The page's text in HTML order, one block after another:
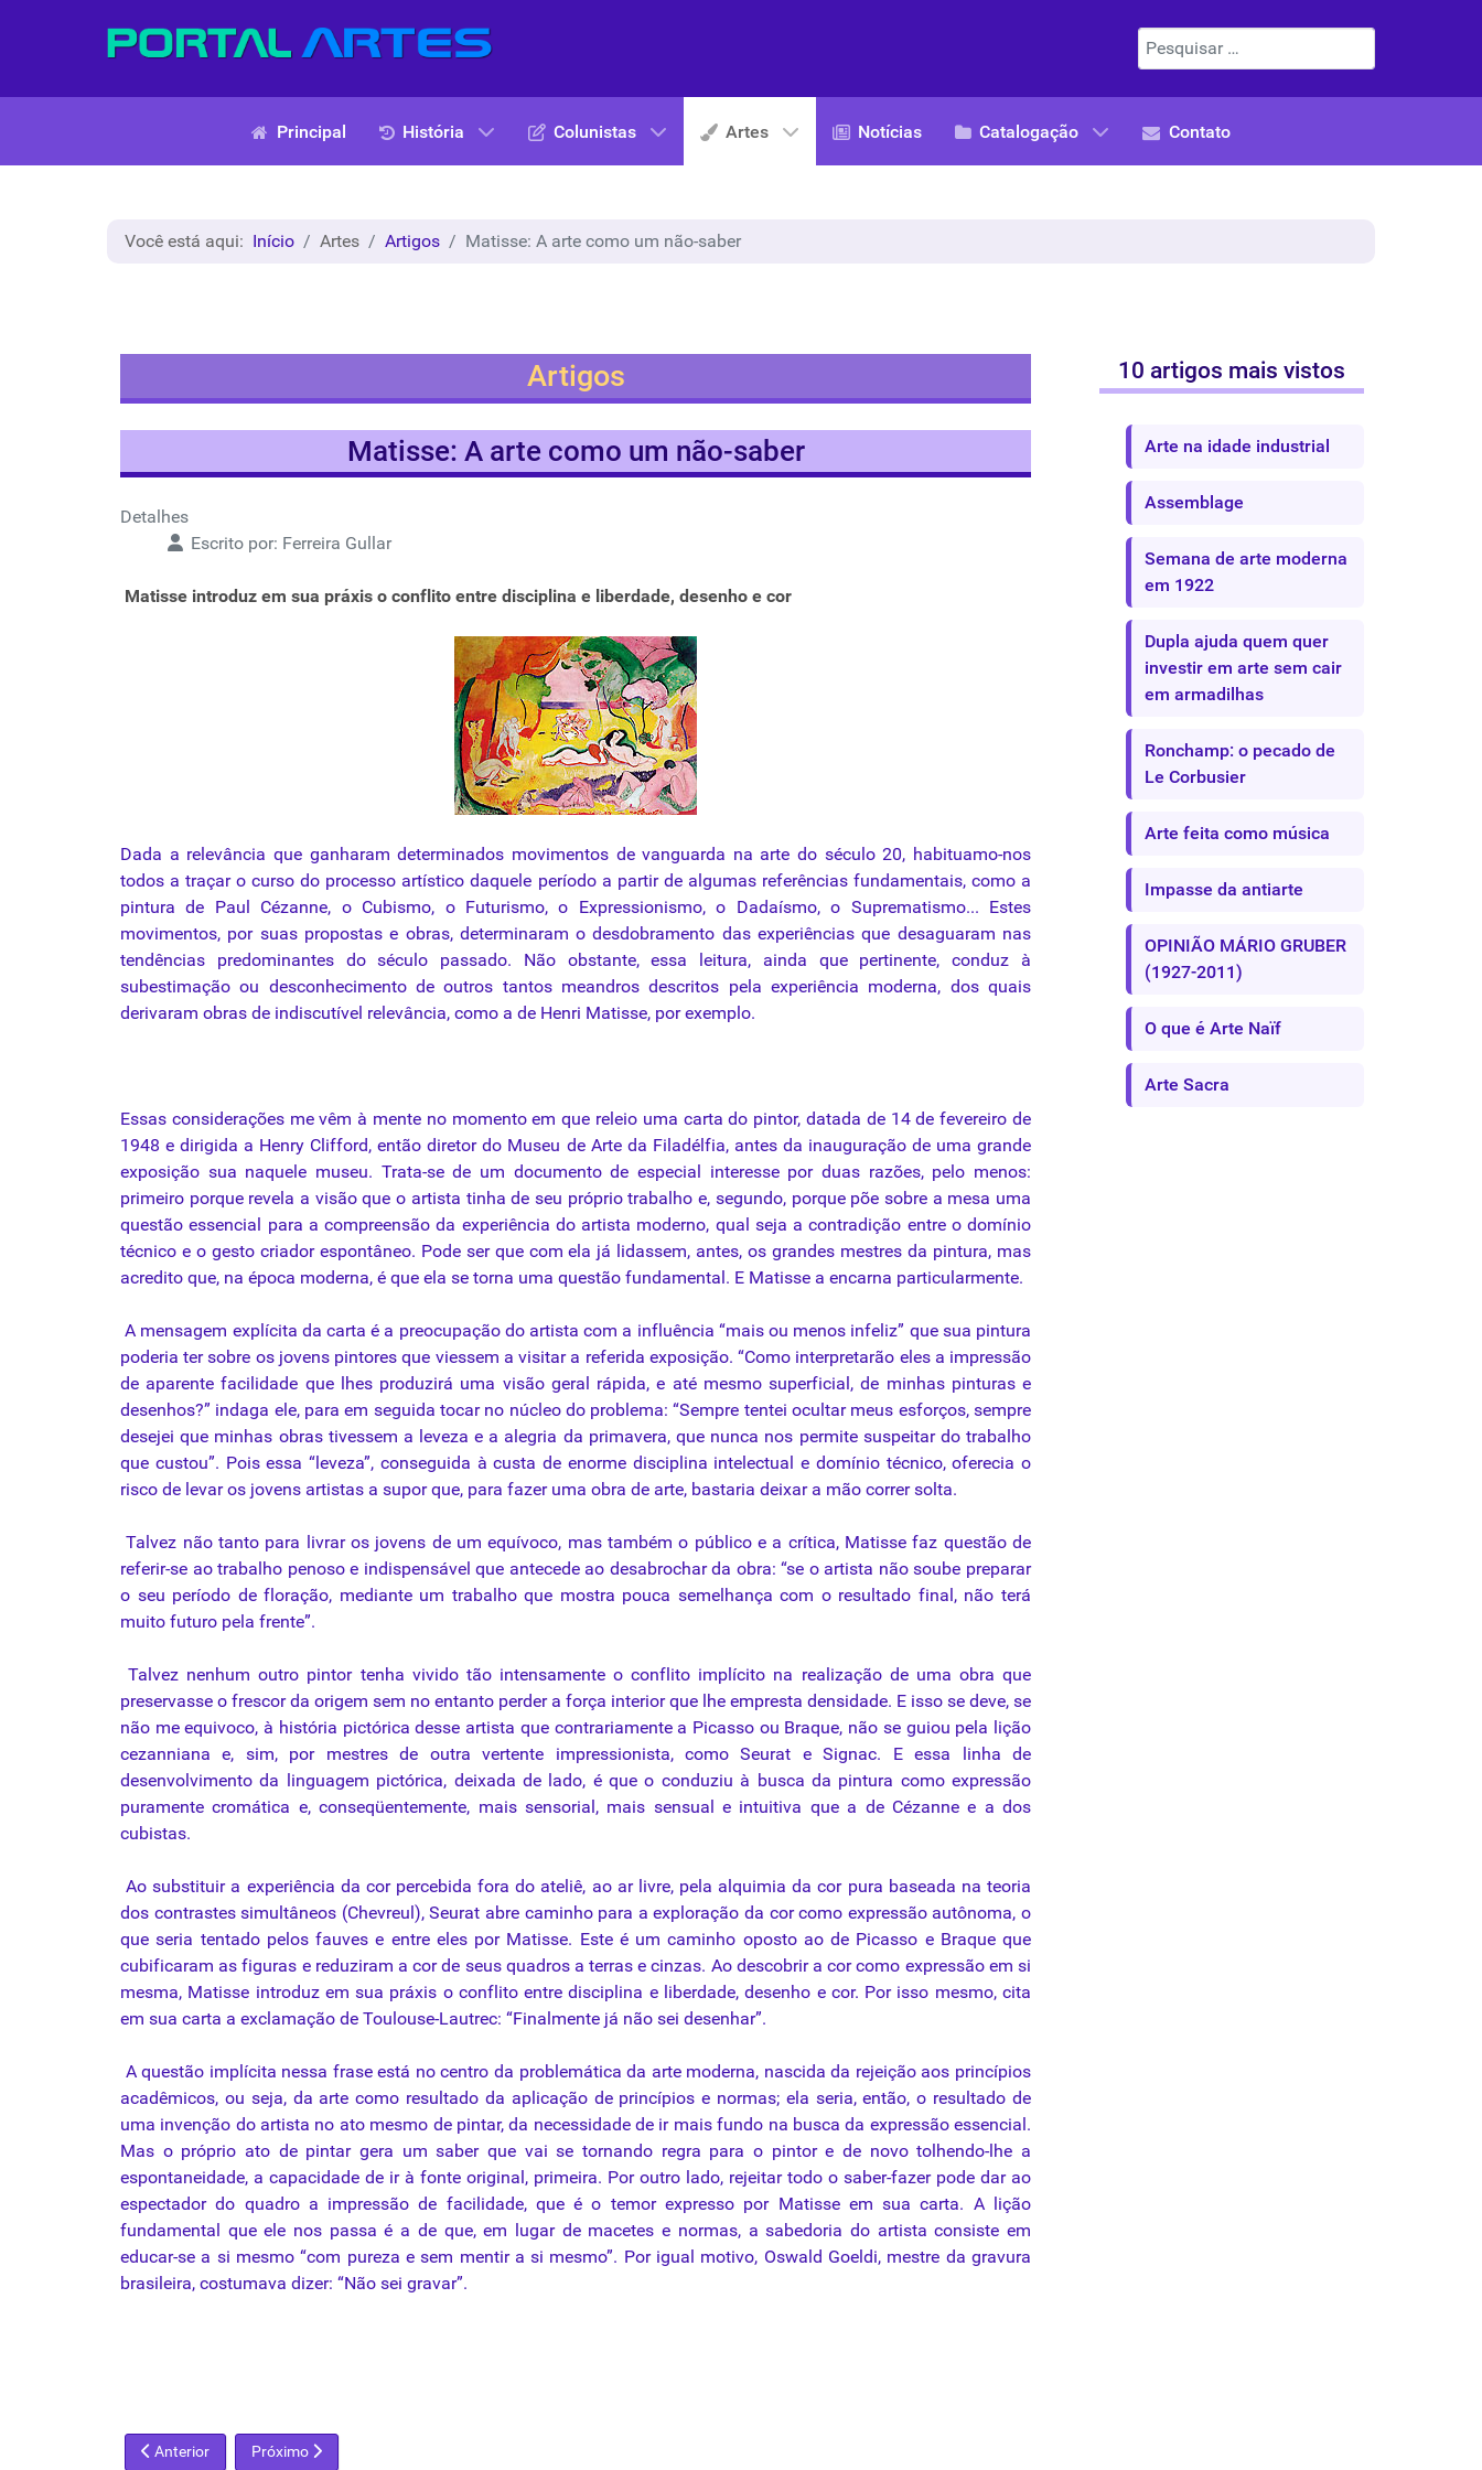
Pesquisar
Principal História Colunistas Artes Notícias Catalogação Contato
Você está aqui: Início Artes Artigos Matisse: A arte como um não-saber
Artigos
Matisse: A arte como um não-saber
Detalhes
Escrito por: Ferreira Gullar
Matisse introduz em sua práxis o conflito entre disciplina e liberdade, desenho e cor
Dada a relevância que ganharam determinados movimentosde vanguarda na arte do século 20, habituamo-nos
todos a traçar o curso do processo artístico daquele período a partir de algumas referências fundamentais, como a
pintura de Paul Cézanne, o Cubismo, o Futurismo, o Expressionismo, o Dadaísmo, o Suprematismo... Estes
movimentos, por suas propostas e obras, determinaram o desdobramento das experiências que desaguaram nas
tendências predominantes do século passado. Não obstante, essa leitura, ainda que pertinente, conduz à
subestimação ou desconhecimento de outros tantos meandros descritos pela experiência moderna, dos quais
derivaram obras de indiscutível relevância, como a de Henri Matisse, por exemplo.
Essas considerações me vêm à mente no momento em que releio uma carta do pintor, datada de 14 de fevereiro de
1948 e dirigida a Henry Clifford, então diretor do Museu de Arte da Filadélfia, antes da inauguração de uma grande
exposição sua naquele museu. Trata-se de um documento de especial interesse por duas razões, pelo menos:
primeiro porque revela a visão que o artista tinha de seu próprio trabalho e, segundo, porque põe sobre a mesa uma
questão essencial para a compreensão da experiência do artista moderno, qual seja a contradição entre o domínio
técnico e o gesto criador espontâneo. Pode ser que com ela já lidassem, antes, os grandes mestres da pintura, mas
acredito que, na época moderna, é que ela se torna uma questão fundamental. E Matisse a encarna particularmente.
A mensagem explícita da carta é a preocupação do artista com a influência “mais ou menos infeliz” que sua pintura
poderia ter sobre os jovens pintores que viessem a visitar a referida exposição. “Como interpretarão eles a impressão
de aparente facilidade que lhes produzirá uma visão geral rápida, e até mesmo superficial, de minhas pinturas e
desenhos?” indaga ele, para em seguida tocar no núcleo do problema: “Sempre tentei ocultar meus esforços, sempre
desejei que minhas obras tivessem a leveza e a alegria da primavera, que nunca nos permite suspeitar do trabalho
que custou”. Pois essa “leveza”, conseguida à custa de enorme disciplina intelectual e domínio técnico, oferecia o
risco de levar os jovens artistas a supor que, para fazer uma obra de arte, bastaria deixar a mão correr solta.
Talvez não tanto para livrar os jovens de um equívoco, mas também o público e a crítica, Matisse faz questão de
referir-se ao trabalho penoso e indispensável que antecede ao desabrochar da obra: “se o artista não soube preparar
o seu período de floração, mediante um trabalho que mostra pouca semelhança com o resultado final, não terá
muito futuro pela frente”.
Talvez nenhum outro pintor tenha vivido tão intensamente o conflito implícito na realização de uma obra que
preservasse o frescor da origem sem no entanto perder a força interior que lhe empresta densidade. E isso se deve, se
não me equivoco, à história pictórica desse artista que contrariamente a Picasso ou Braque, não se guiou pela lição
cezanniana e, sim, por mestres de outra vertente impressionista, como Seurat e Signac. E essa linha de
desenvolvimento da linguagem pictórica, deixada de lado, é que o conduziu à busca da pintura como expressão
puramente cromática e, conseqüentemente, mais sensorial, mais sensual e intuitiva que a de Cézanne e a dos
cubistas.
Ao substituir a experiência da cor percebida fora do ateliê, ao ar livre, pela alquimia da cor pura baseada na teoria
dos contrastes simultâneos (Chevreul), Seurat abre caminho para a exploração da cor como expressão autônoma, o
que seria tentado pelos fauves e entre eles por Matisse. Este é um caminho oposto ao de Picasso e Braque que
cubificaram as figuras e reduziram a cor de seus quadros a terras e cinzas. Ao descobrir a cor como expressão em si
mesma, Matisse introduz em sua práxis o conflito entre disciplina e liberdade, desenho e cor. Por isso mesmo, cita
em sua carta a exclamação de Toulouse-Lautrec: “Finalmente já não sei desenhar”.
A questão implícita nessa frase está no centro da problemática da arte moderna, nascida da rejeição aos princípios
acadêmicos, ou seja, da arte como resultado da aplicação de princípios e normas; ela seria, então, o resultado de
uma invenção do artista no ato mesmo de pintar, da necessidade de ir mais fundo na busca da expressão essencial.
Mas o próprio ato de pintar gera um saber que vai se tornando regra para o pintor e de novo tolhendo-lhe a
espontaneidade, a capacidade de ir à fonte original, primeira. Por outro lado, rejeitar todo o saber-fazer pode dar ao
espectador do quadro a impressão de facilidade, que é o temor expresso por Matisse em sua carta. A lição
fundamental que ele nos passa é a de que, em lugar de macetes e normas, a sabedoria do artista consiste em
educar-se a si mesmo “com pureza e sem mentir a si mesmo”. Por igual motivo, Oswald Goeldi, mestre da gravura
brasileira, costumava dizer: “Não sei gravar”.
Artigo anterior: Cuidado. Tinta fresca
Anterior Próximo artigo: De Pollock a Da Vinci
Próximo
10 artigos mais vistos
Arte na idade industrial
Assemblage
Semana de arte moderna
em 1922
Dupla ajuda quem quer
investir em arte sem cair
em armadilhas
Ronchamp: o pecado de
Le Corbusier
Arte feita como música
Impasse da antiarte
OPINIÃO MÁRIO GRUBER
(1927-2011)
O que é Arte Naïf
Arte Sacra